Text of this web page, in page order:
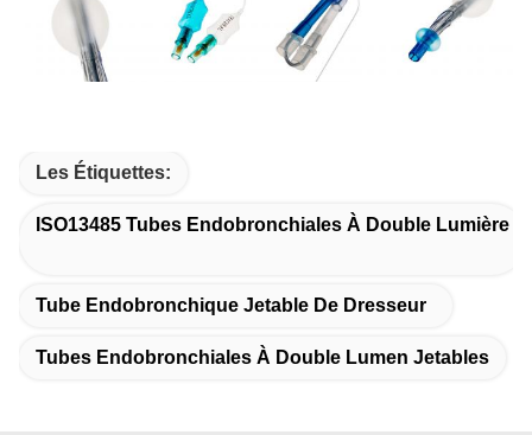
Les Étiquettes:
ISO13485 Tubes Endobronchiales À Double Lumière
Tube Endobronchique Jetable De Dresseur
Tubes Endobronchiales À Double Lumen Jetables